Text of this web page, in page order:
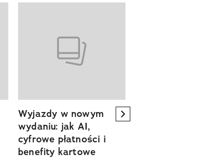
Wyjazdy w nowym
wydaniu: jak AI,
cyfrowe płatności i
benefity kartowe
next element